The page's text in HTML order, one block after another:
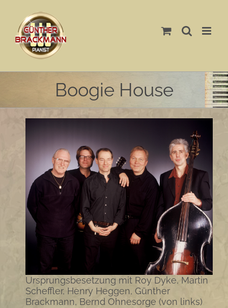
content
Boogie House
Ursprungsbesetzung mit Roy Dyke, Martin
Scheffler, Henry Heggen, Günther
Brackmann, Bernd Ohnesorge (von links)